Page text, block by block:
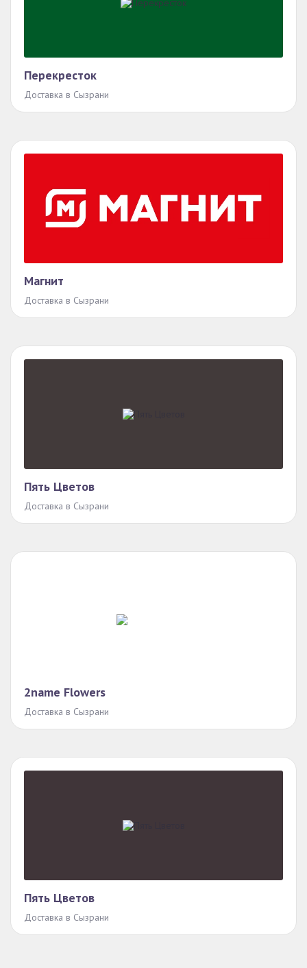
Перекресток
Доставка в Сызрани
Магнит
Доставка в Сызрани
Пять Цветов
Доставка в Сызрани
2name Flowers
Доставка в Сызрани
Пять Цветов
Доставка в Сызрани